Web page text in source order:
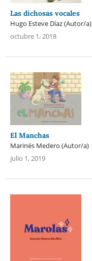
Las dichosas vocales
Hugo Esteve Díaz (Autor/a)
octubre 1, 2018
El Manchas
Marinés Medero (Autor/a)
julio 1, 2019